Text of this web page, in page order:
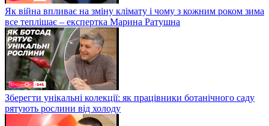
Як війна впливає на зміну клімату і чому з кожним роком зима
все теплішає – експертка Марина Ратушна
Зберегти унікальні колекції: як працівники ботанічного саду
рятують рослини від холоду